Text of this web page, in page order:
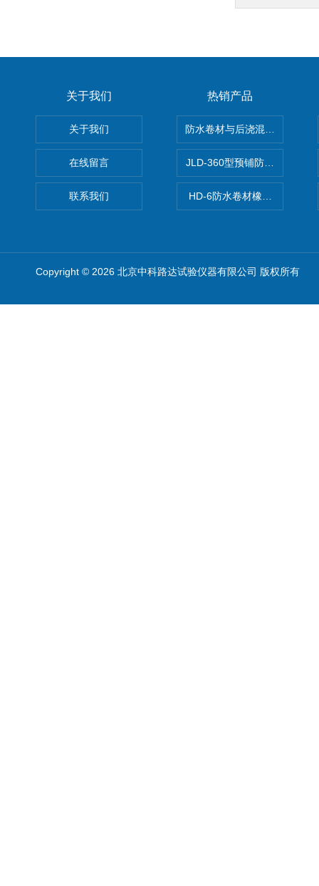
关于我们
关于我们
在线留言
联系我们
热销产品
防水卷材与后浇混凝土剥离强
JLD-360型预铺防水卷材抗冲
HD-6防水卷材橡胶测厚仪
Copyright © 2026 北京中科路达试验仪器有限公司 版权所有